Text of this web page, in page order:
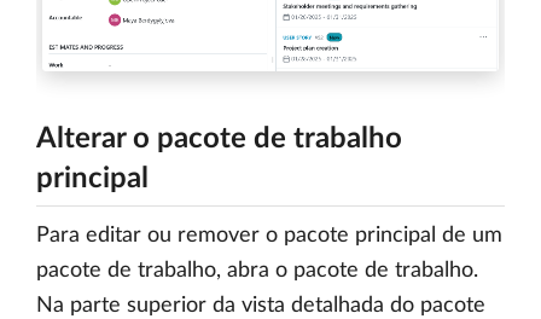
Alterar o pacote de trabalho
principal
Para editar ou remover o pacote principal de um
pacote de trabalho, abra o pacote de trabalho.
Na parte superior da vista detalhada do pacote